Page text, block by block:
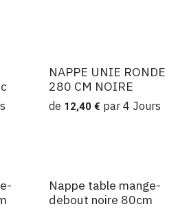
Location
NAPPE UNIE RONDE
280 CM NOIRE
de 12,40€ par 4 Jours
Location
Nappe table mange-
debout noire 80cm